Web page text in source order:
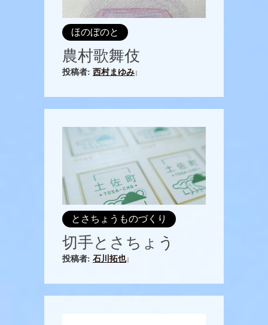
ほのぼのと
農村歌舞伎
投稿者: 西村まゆみ
とさちょうものづくり
切手とさちょう
投稿者: 石川拓也|